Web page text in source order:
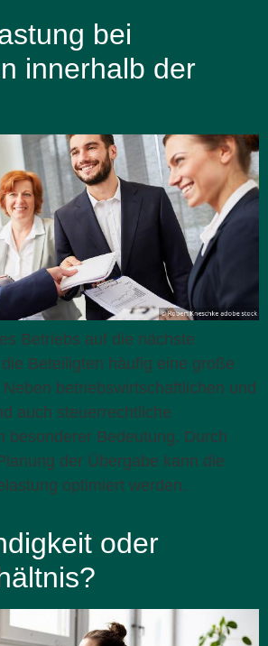
bei
innerhalb der
Betriebs auf die nächste
Beteiligten häufig eine große
betriebswirtschaftlichen und
auch steuerrechtliche
besonderer Bedeutung. Durch
der Übergabe kann die
optimiert werden.
oder